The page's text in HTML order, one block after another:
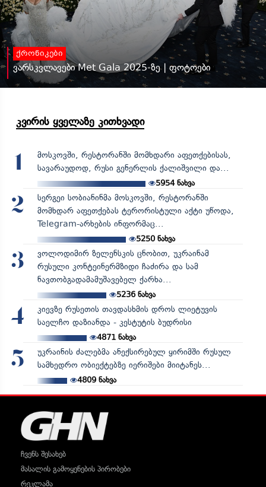
ქრონიკები
ვარსკვლავები Met Gala 2025-ზე | ფოტოები
კვირის ყველაზე კითხვადი
1
მოსკოვში, რესტორანში მომხდარი აფეთქებისას,
სავარაუდოდ, რუსი გენერლის ქალიშვილი და...
5954ნახვა
2
სერგეი სობიანინმა მოსკოვში, რესტორანში
მომხდარ აფეთქებას ტერორისტული აქტი უწოდა,
Telegram-არხების ინფორმაც...
5250ნახვა
3
ვოლოდიმირ ზელენსკის ცნობით, უკრაინამ
რუსული კონტეინერმზიდი ჩაძირა და სამ
ნავთობგადამამუშავებელ ქარხა...
5236ნახვა
4
კიევზე რუსეთის თავდასხმის დროს ლიეტუვის
საელჩო დაზიანდა - კესტუტის ბუდრისი
4871ნახვა
5
უკრაინის ძალებმა ანექსირებულ ყირიმში რუსულ
სამხედრო ობიექტებზე იერიშები მიიტანეს...
4809ნახვა
ჩვენს შესახებ
მასალის გამოყენების პირობები
რეკლამა